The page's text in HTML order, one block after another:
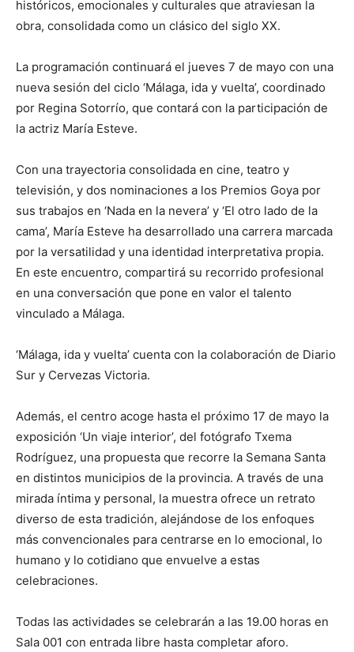
históricos, emocionales y culturales que atraviesan la
obra, consolidada como un clásico del siglo XX.
La programación continuará el jueves 7 de mayo con una
nueva sesión del ciclo ‘Málaga, ida y vuelta’, coordinado
por Regina Sotorrío, que contará con la participación de
la actriz María Esteve.
Con una trayectoria consolidada en cine, teatro y
televisión, y dos nominaciones a los Premios Goya por
sus trabajos en ‘Nada en la nevera’ y ‘El otro lado de la
cama’, María Esteve ha desarrollado una carrera marcada
por la versatilidad y una identidad interpretativa propia.
En este encuentro, compartirá su recorrido profesional
en una conversación que pone en valor el talento
vinculado a Málaga.
‘Málaga, ida y vuelta’ cuenta con la colaboración de Diario
Sur y Cervezas Victoria.
Además, el centro acoge hasta el próximo 17 de mayo la
exposición ‘Un viaje interior’, del fotógrafo Txema
Rodríguez, una propuesta que recorre la Semana Santa
en distintos municipios de la provincia. A través de una
mirada íntima y personal, la muestra ofrece un retrato
diverso de esta tradición, alejándose de los enfoques
más convencionales para centrarse en lo emocional, lo
humano y lo cotidiano que envuelve a estas
celebraciones.
Todas las actividades se celebrarán a las 19.00 horas en
Sala 001 con entrada libre hasta completar aforo.